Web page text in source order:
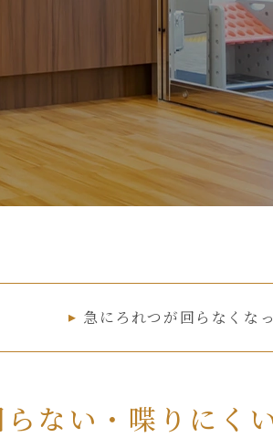
急にろれつが回らなくな
らない・喋りにく